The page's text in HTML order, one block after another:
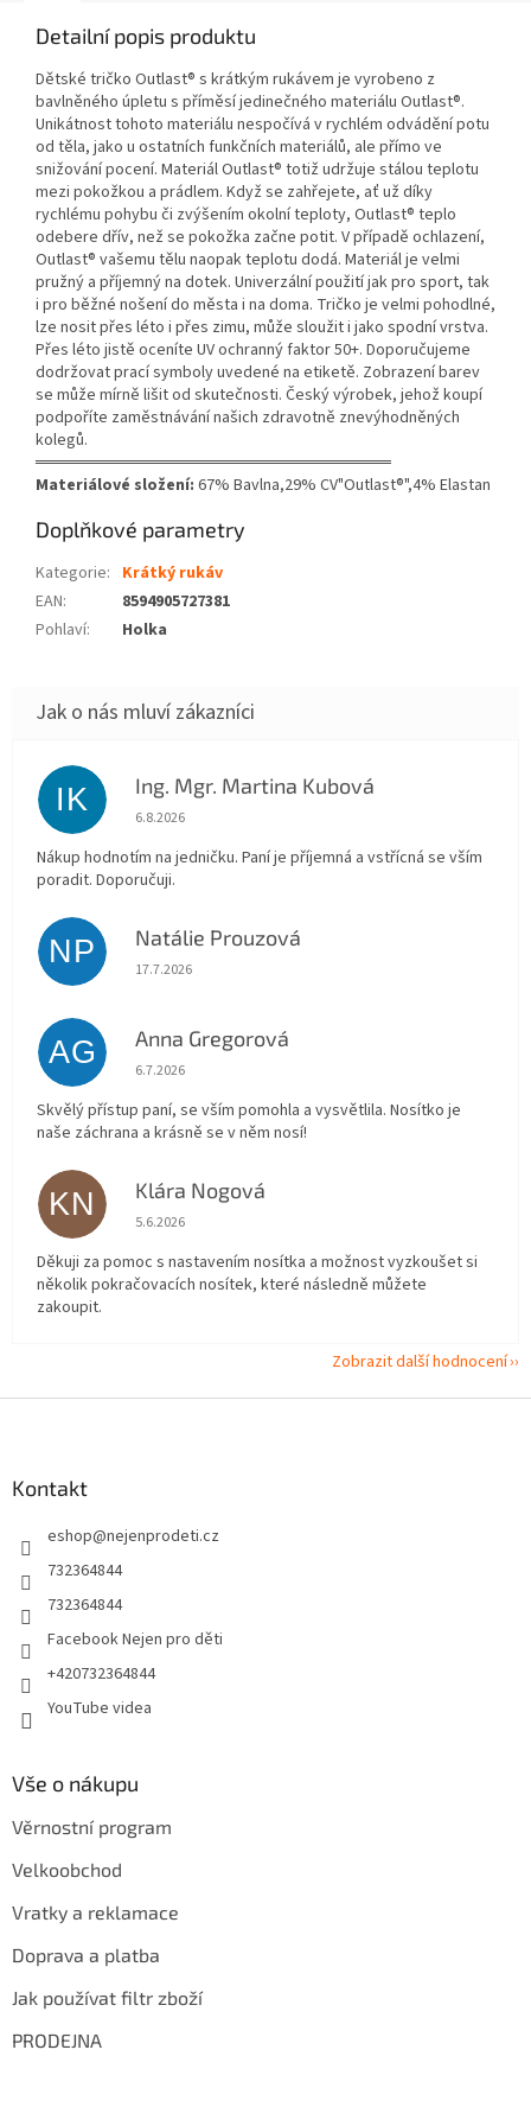
Detailní popis produktu
Dětské tričko Outlast® s krátkým rukávem je vyrobeno z
bavlněného úpletu s příměsí jedinečného materiálu Outlast®.
Unikátnost tohoto materiálu nespočívá v rychlém odvádění potu
od těla, jako u ostatních funkčních materiálů, ale přímo ve
snižování pocení. Materiál Outlast® totiž udržuje stálou teplotu
mezi pokožkou a prádlem. Když se zahřejete, ať už díky
rychlému pohybu či zvýšením okolní teploty, Outlast® teplo
odebere dřív, než se pokožka začne potit. V případě ochlazení,
Outlast® vašemu tělu naopak teplotu dodá. Materiál je velmi
pružný a příjemný na dotek. Univerzální použití jak pro sport, tak
i pro běžné nošení do města i na doma. Tričko je velmi pohodlné,
lze nosit přes léto i přes zimu, může sloužit i jako spodní vrstva.
Přes léto jistě oceníte UV ochranný faktor 50+. Doporučujeme
dodržovat prací symboly uvedené na etiketě. Zobrazení barev
se může mírně lišit od skutečnosti. Český výrobek, jehož koupí
podpoříte zaměstnávání našich zdravotně znevýhodněných
kolegů.
══════════════════════════════
Materiálové složení: 67% Bavlna,29% CV"Outlast®",4% Elastan
Doplňkové parametry
Kategorie: Krátký rukáv
EAN:
8594905727381
Pohlaví: Holka
IK Ing. Mgr. Martina Kubová
Hodnocení obchodu je 5 z 5 hvězdiček.
6.8.2026
Nákup hodnotím na jedničku. Paní je příjemná a vstřícná se vším
poradit. Doporučuji.
NP Natálie Prouzová
Hodnocení obchodu je 5 z 5 hvězdiček.
17.7.2026
AG Anna Gregorová
Hodnocení obchodu je 5 z 5 hvězdiček.
6.7.2026
Skvělý přístup paní, se vším pomohla a vysvětlila. Nosítko je
naše záchrana a krásně se v něm nosí!
KN Klára Nogová
Hodnocení obchodu je 5 z 5 hvězdiček.
5.6.2026
Děkuji za pomoc s nastavením nosítka a možnost vyzkoušet si
několik pokračovacích nosítek, které následně můžete
zakoupit.
Zobrazit další hodnocení
Kontakt
eshop@nejenprodeti.cz
732364844
732364844
Facebook Nejen pro děti
+420732364844
YouTube videa
Vše o nákupu
Věrnostní program
Velkoobchod
Vratky a reklamace
Doprava a platba
Jak používat filtr zboží
PRODEJNA